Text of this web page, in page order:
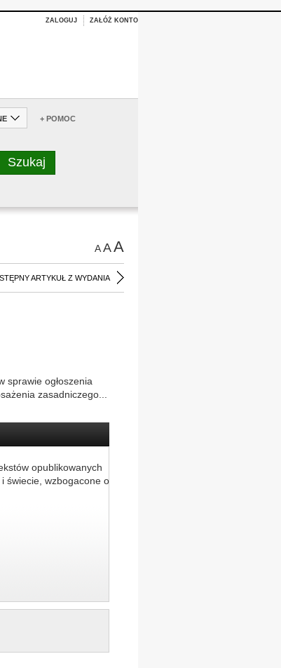
ZALOGUJ ZAŁÓŻ KONTO
+ POMOC
AAA
ARTYKUŁ Z WYDANIA
sprawie ogłoszenia
zasadniczego...
opublikowanych
świecie, wzbogacone o